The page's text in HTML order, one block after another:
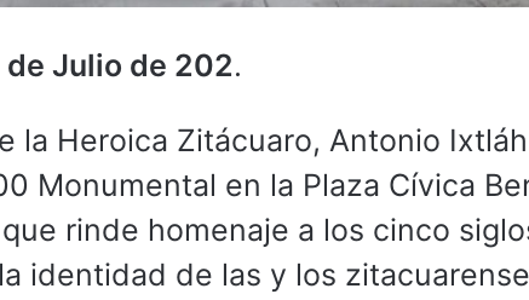
Julio de 202.
la Heroica Zitácuaro, Antonio
Monumental en la Plaza Cívica
rinde homenaje a los cinco
identidad de las y los